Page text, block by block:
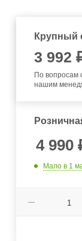
Крупный
3 992
По вопросам
нашим
4 990
Мало в 1